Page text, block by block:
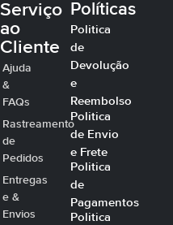
Serviço
ao
Cliente
Ajuda
&
FAQs
Rastreamento
de
Pedidos
Entregas
e &
Envios
Políticas
Politica
de
Devolução
e
Reembolso
Politica
de Envio
e Frete
Politica
de
Pagamentos
Politica